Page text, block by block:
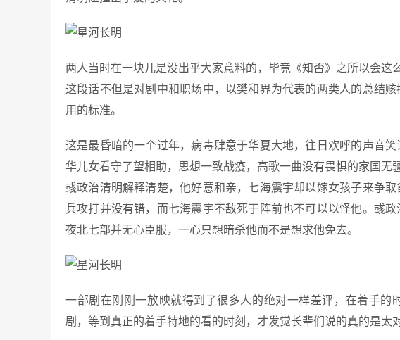
两人当时在一块儿是没出乎大家意料的，毕竟《知否》之所以会这
这段话不但是对剧中和职场中，以樊和界为代表的两类人的总结
用的标准。
这是最昏暗的一个过年，病毒肆意于华夏大地，往日欢呼的声音
华儿女看守了望相助，思想一致战疫，高歌一曲没有畏惧的家国无疆
彧政治清明解释清楚，他好意和亲，七海震宇却以嫁女孩子来争
兵攻打并没有错，而七海震宇不敌死于阵前也不可以以怪他。彧
夜北七部并无心臣服，一心只想暗杀他而不是想求他免去。
一部剧在刚刚一放映就得到了很多人的绝对一样差评，在着手的
剧，等到真正的着手特地的看的时刻，才发觉长辈们说的真的是太